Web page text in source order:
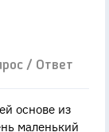
/ Ответ
основе из
маленький